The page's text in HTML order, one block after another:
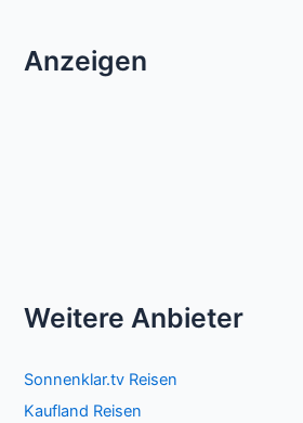
Anzeigen
Weitere Anbieter
Sonnenklar.tv Reisen
Kaufland Reisen